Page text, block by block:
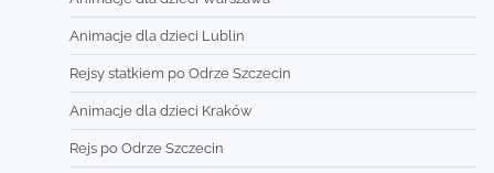
Animacje dla dzieci Lublin
Rejsy statkiem po Odrze Szczecin
Animacje dla dzieci Kraków
Rejs po Odrze Szczecin